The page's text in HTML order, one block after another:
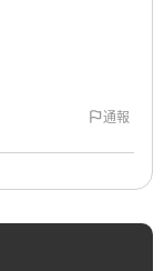
通報